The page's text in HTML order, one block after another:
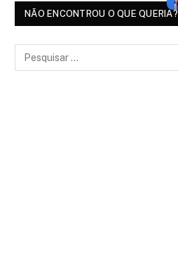
NÃO ENCONTROU O QUE QUERIA?